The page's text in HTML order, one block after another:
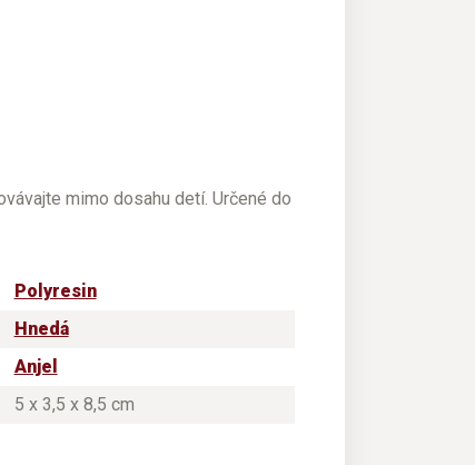
mimo dosahu detí. Určené do
Polyresin
Hnedá
Anjel
5 x 3,5 x 8,5 cm